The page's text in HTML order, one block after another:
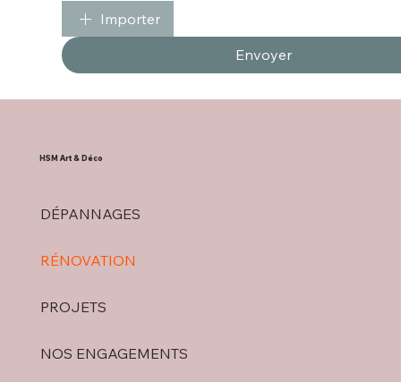
Importer
Envoyer
DÉPANNAGES
RÉNOVATION
PROJETS
NOS ENGAGEMENTS
HSM Art & Déco